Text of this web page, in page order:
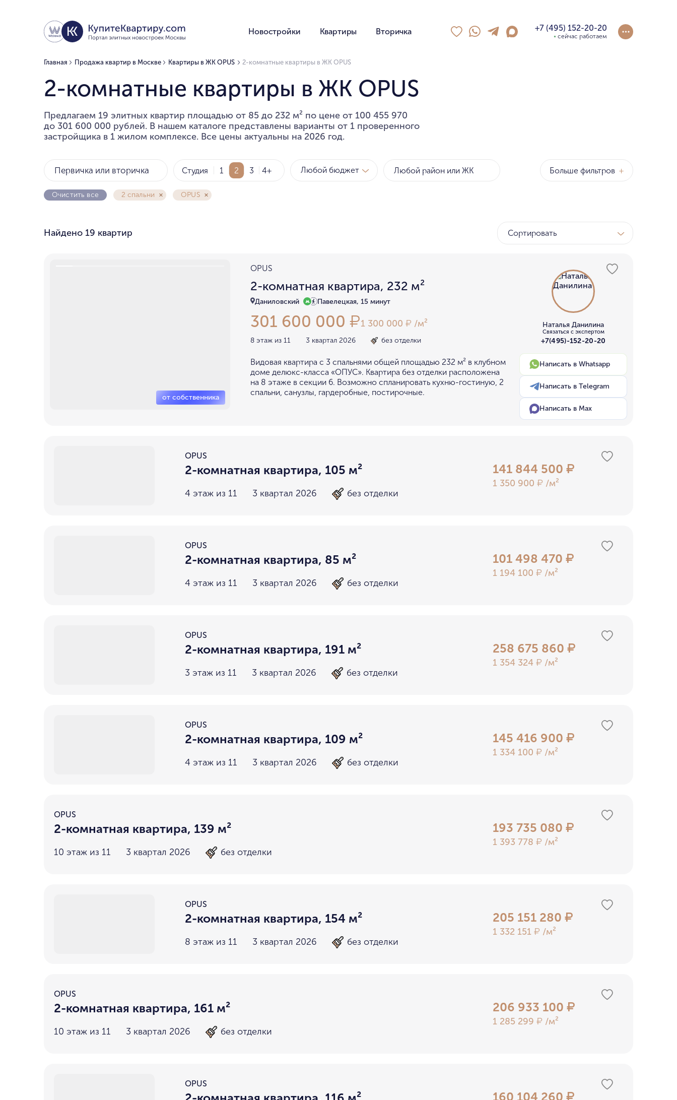
Новостройки Квартиры Вторичка +7 (495) 152-20-20
сейчас работаем
Главная Продажа квартир в Москве Квартиры в ЖК OPUS 2-комнатные квартиры в ЖК OPUS
2-комнатные квартиры в ЖК OPUS
Предлагаем 19 элитных квартир площадью от 85 до 232 м² по цене от 100 455 970
до 301 600 000 рублей. В нашем каталоге представлены варианты от 1 проверенного
застройщика в 1 жилом комплексе. Все цены актуальны на 2026 год.
Первичка или вторичка Студия 1 2 3 4+ Любой бюджет
до 15 миллионов 15-30 миллионов
30-50 миллионов 50-70 миллионов
70-100 миллионов от 100 миллионов
на Патриарших на Чистых
в Долине реки Сетунь
внутри Садового Кольца
Больше фильтров +
Очистить все 2 спальни OPUS
Найдено 19 квартир Сортировать
OPUS
2-комнатная квартира, 232 м²
Даниловский Павелецкая, 15 минут
301 600 000 ₽1 300 000 ₽ /м²
8 этаж из 11 3 квартал 2026 без отделки
Видовая квартира с 3 спальнями общей площадью 232 м² в клубном
доме делюкс-класса «ОПУС». Квартира без отделки расположена
на 8 этаже в секции 6. Возможно спланировать кухню-гостиную, 2
спальни, санузлы, гардеробные, постирочные.
Наталья Данилина
Связаться с экспертом
+7(495)-152-20-20
Написать в Whatsapp
Написать в Telegram
Написать в Max
OPUS
2-комнатная квартира, 105 м²
4 этаж из 11 3 квартал 2026 без отделки
141 844 500 ₽
1 350 900 ₽ /м²
OPUS
2-комнатная квартира, 85 м²
4 этаж из 11 3 квартал 2026 без отделки
101 498 470 ₽
1 194 100 ₽ /м²
OPUS
2-комнатная квартира, 191 м²
3 этаж из 11 3 квартал 2026 без отделки
258 675 860 ₽
1 354 324 ₽ /м²
OPUS
2-комнатная квартира, 109 м²
4 этаж из 11 3 квартал 2026 без отделки
145 416 900 ₽
1 334 100 ₽ /м²
OPUS
2-комнатная квартира, 139 м²
10 этаж из 11 3 квартал 2026 без отделки
193 735 080 ₽
1 393 778 ₽ /м²
OPUS
2-комнатная квартира, 154 м²
8 этаж из 11 3 квартал 2026 без отделки
205 151 280 ₽
1 332 151 ₽ /м²
OPUS
2-комнатная квартира, 161 м²
10 этаж из 11 3 квартал 2026 без отделки
206 933 100 ₽
1 285 299 ₽ /м²
OPUS
160 104 260